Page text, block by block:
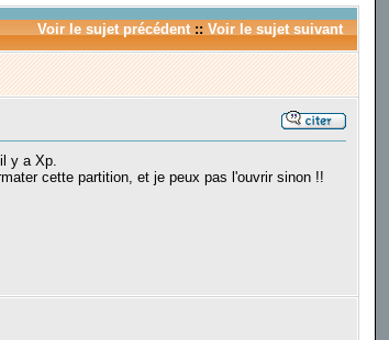
Voir le sujet précédent:: Voir le sujet suivant
y a Xp.
cette partition, et je peux pas l'ouvrir sinon !!